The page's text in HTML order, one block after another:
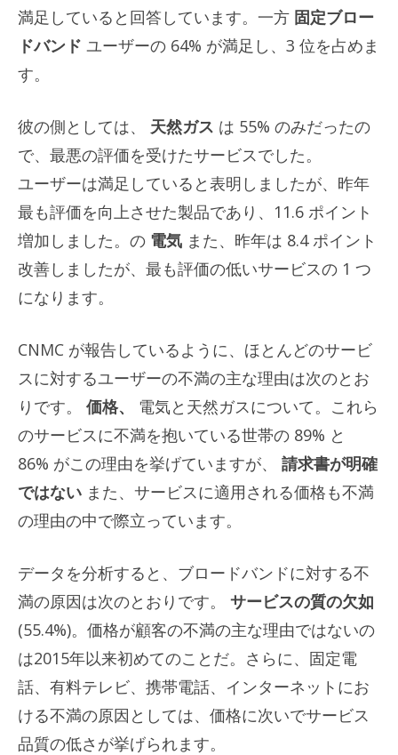
満足していると回答しています。一方 固定ブロー
ドバンド ユーザーの 64% が満足し、3 位を占めま
す。
彼の側としては、 天然ガス は 55% のみだったの
で、最悪の評価を受けたサービスでした。
ユーザーは満足していると表明しましたが、昨年
最も評価を向上させた製品であり、11.6 ポイント
増加しました。の 電気 また、昨年は 8.4 ポイント
改善しましたが、最も評価の低いサービスの 1 つ
になります。
CNMC が報告しているように、ほとんどのサービ
スに対するユーザーの不満の主な理由は次のとお
りです。
価格、 電気と天然ガスについて。これら
のサービスに不満を抱いている世帯の 89% と
86% がこの理由を挙げていますが、 請求書が明確
ではない また、サービスに適用される価格も不満
の理由の中で際立っています。
データを分析すると、ブロードバンドに対する不
満の原因は次のとおりです。
サービスの質の欠如
(55.4%)。価格が顧客の不満の主な理由ではないの
は2015年以来初めてのことだ。さらに、固定電
話、有料テレビ、携帯電話、インターネットにお
ける不満の原因としては、価格に次いでサービス
品質の低さが挙げられます。